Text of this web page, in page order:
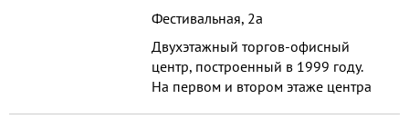
Фестивальная, 2а
Двухэтажный торгов-офисный
центр, построенный в 1999 году.
На первом и втором этаже центра